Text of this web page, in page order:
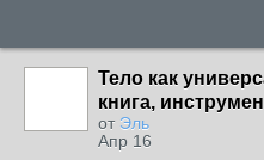
Тело как
книга,
от Эль
Апр 16